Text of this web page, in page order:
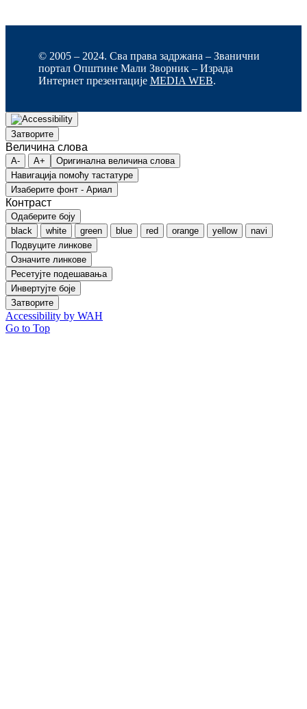
© 2005 – 2024. Сва права задржана – Званични
портал Општине Мали Зворник – Израда
Интернет презентације MEDIA WEB.
Затворите
Величина слова
A- A+
Оригинална величина слова
Навигација помоћу тастатуре
Изаберите фонт - Ариал
Контраст
Одаберите боју
black
white green blue red orange yellow
navi
Подвуците линкове
Означите линкове
Ресетујте подешавања
Инвертујте боје
Затворите
Accessibility by WAH
Go to Top